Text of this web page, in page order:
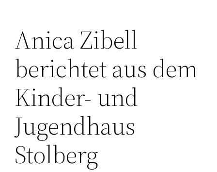
Anica Zibell
berichtet aus dem
Kinder- und
Jugendhaus
Stolberg